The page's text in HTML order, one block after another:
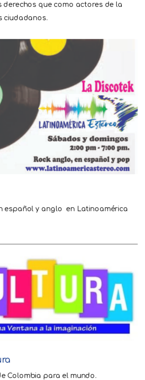
derechos que como actores de la
ciudadanos.
español y anglo
en Latinoamérica
Colombia para el mundo.